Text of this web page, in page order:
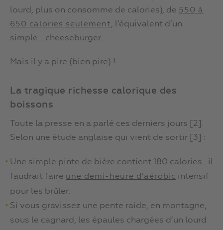
lourd, plus on consomme de calories), de 550 à
650 calories seulement, l’équivalent d’un
simple… cheeseburger.
Mais il y a pire (bien pire) !
La tragique richesse calorique des
boissons
Toute la presse en a parlé ces derniers jours [2].
Selon une étude anglaise qui vient de sortir [3] :
Une simple pinte de bière contient 180 calories : il
faudrait faire une demi-heure d’aérobic intensif
pour les brûler.
Si vous gravissez une pente raide, en montagne,
sous le cagnard, les épaules chargées d’un lourd